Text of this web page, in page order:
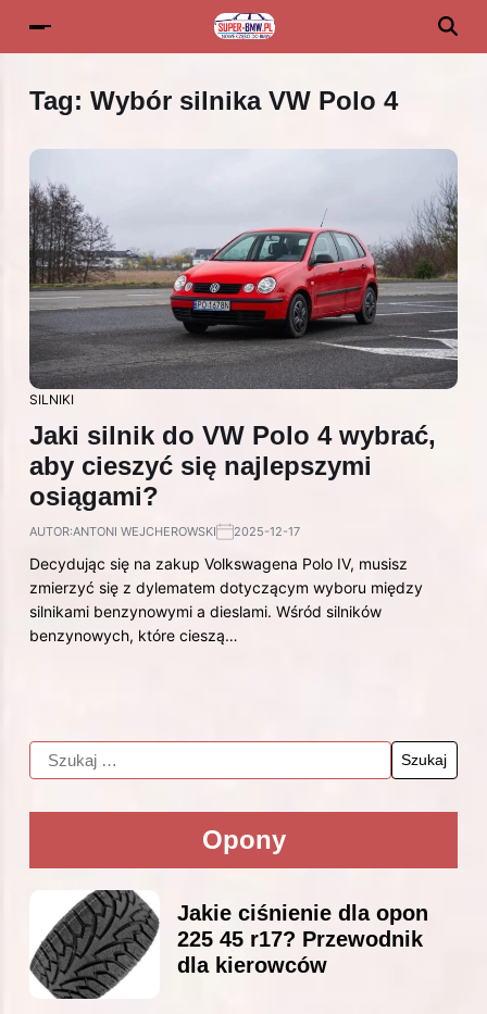
Tag: Wybór silnika VW Polo 4
SILNIKI
Jaki silnik do VW Polo 4 wybrać,
aby cieszyć się najlepszymi
osiągami?
AUTOR:ANTONI WEJCHEROWSKI 2025-12-17
Decydując się na zakup Volkswagena Polo IV, musisz
zmierzyć się z dylematem dotyczącym wyboru między
silnikami benzynowymi a dieslami. Wśród silników
benzynowych, które cieszą…
Opony
Jakie ciśnienie dla opon
225 45 r17? Przewodnik
dla kierowców